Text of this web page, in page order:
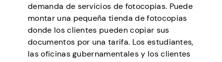
demanda de servicios de fotocopias. Puede
montar una pequeña tienda de fotocopias
donde los clientes pueden copiar sus
documentos por una tarifa. Los estudiantes,
las oficinas gubernamentales y los clientes